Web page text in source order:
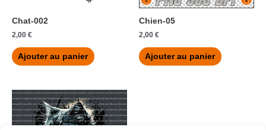
Chat-002
2,00 €
Ajouter au panier
Chien-05
2,00 €
Ajouter au panier